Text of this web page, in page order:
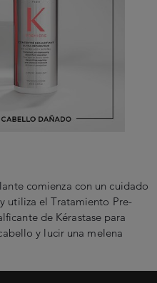
comienza con un cuidado
utiliza el Tratamiento Pre-
de Kérastase para
y lucir una melena